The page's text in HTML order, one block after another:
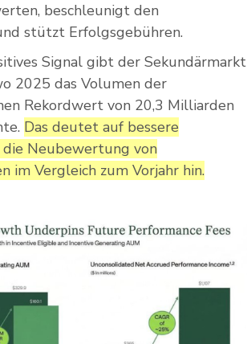
beschleunigt den
stützt Erfolgsgebühren.
Signal gibt der Sekundärmarkt
2025 das Volumen der
Rekordwert von 20,3 Milliarden
Das deutet auf bessere
Neubewertung von
im Vergleich zum Vorjahr hin.